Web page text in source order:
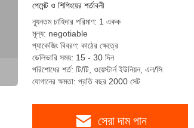
পেমেন্ট ও শিপিংয়ের শর্তাবলী
ন্যূনতম চাহিদার পরিমাণ: 1 একক
মূল্য: negotiable
প্যাকেজিং বিবরণ: কাঠের ক্ষেত্রে
ডেলিভারি সময়: 15 - 30 দিন
পরিশোধের শর্ত: টি/টি, ওয়েস্টার্ন ইউনিয়ন, এল/সি
যোগানের ক্ষমতা: প্রতি বছর 2000 সেট
সেরা দাম পান